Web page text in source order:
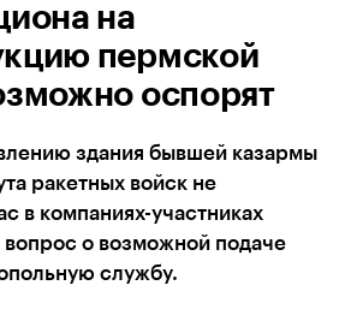
на
пермской
оспорят
здания бывшей казармы
ракетных войск не
в компаниях-участниках
вопрос о возможной подаче
службу.